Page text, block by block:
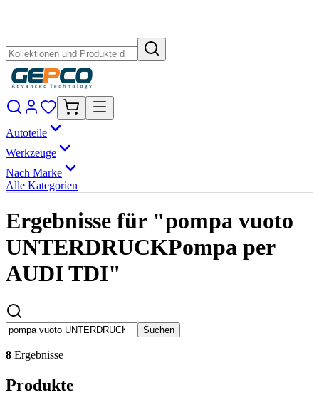
Autoteile
Werkzeuge
Nach Marke
Alle Kategorien
Ergebnisse für "pompa vuoto
UNTERDRUCKPompa per
AUDI TDI"
Suchen
8 Ergebnisse
Produkte